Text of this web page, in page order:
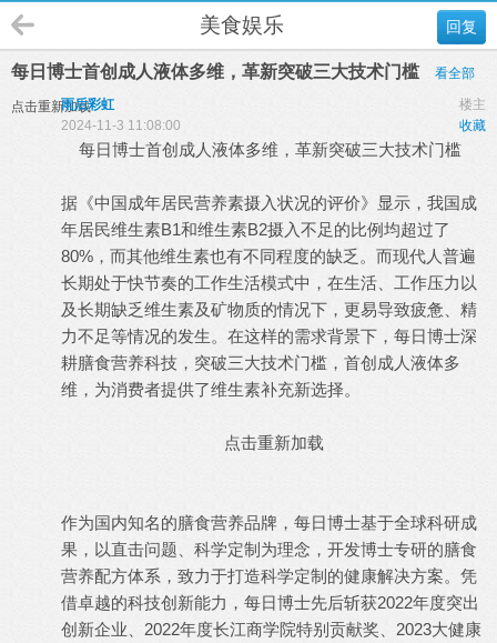
回复
美食娱乐
每日博士首创成人液体多维，革新突破三大技术门槛 看全部
点击重新加载 楼主
雨后彩虹
收藏
2024-11-3 11:08:00
每日博士首创成人液体多维，革新突破三大技术门槛
据《中国成年居民营养素摄入状况的评价》显示，我国成
年居民维生素B1和维生素B2摄入不足的比例均超过了
80%，而其他维生素也有不同程度的缺乏。而现代人普遍
长期处于快节奏的工作生活模式中，在生活、工作压力以
及长期缺乏维生素及矿物质的情况下，更易导致疲惫、精
力不足等情况的发生。在这样的需求背景下，每日博士深
耕膳食营养科技，突破三大技术门槛，首创成人液体多
维，为消费者提供了维生素补充新选择。
点击重新加载
作为国内知名的膳食营养品牌，每日博士基于全球科研成
果，以直击问题、科学定制为理念，开发博士专研的膳食
营养配方体系，致力于打造科学定制的健康解决方案。凭
借卓越的科技创新能力，每日博士先后斩获2022年度突出
创新企业、2022年度长江商学院特别贡献奖、2023大健康